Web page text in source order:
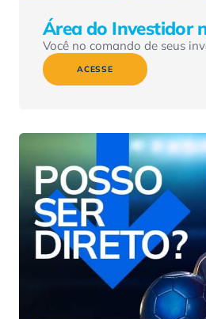
Área do Investidor
Você no comando de seus
ACESSE